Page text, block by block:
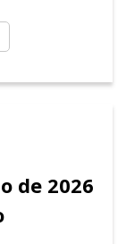
de 2026